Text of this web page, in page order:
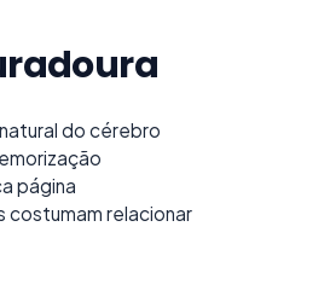
do cérebro
página
costumam relacionar